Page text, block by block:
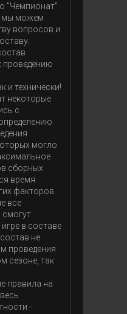
"Чемпионат"
мы можем
вопросов и
проведению
и технически!
некоторые
с
могло
сборных
время
факторов.
все
смогут
в составе
не
проведения
сезоне, так
правила на
-